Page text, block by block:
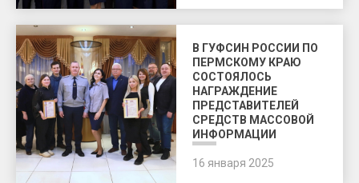
В ГУФСИН РОССИИ ПО
ПЕРМСКОМУ КРАЮ
СОСТОЯЛОСЬ
НАГРАЖДЕНИЕ
ПРЕДСТАВИТЕЛЕЙ
СРЕДСТВ МАССОВОЙ
ИНФОРМАЦИИ
16 января 2025